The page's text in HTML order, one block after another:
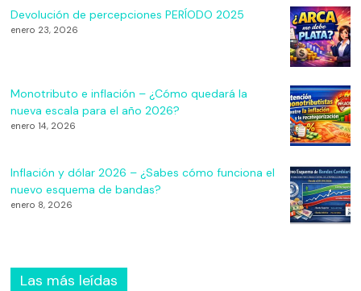
Devolución de percepciones PERÍODO 2025
enero 23, 2026
Monotributo e inflación – ¿Cómo quedará la
nueva escala para el año 2026?
enero 14, 2026
Inflación y dólar 2026 – ¿Sabes cómo funciona el
nuevo esquema de bandas?
enero 8, 2026
Las más leídas